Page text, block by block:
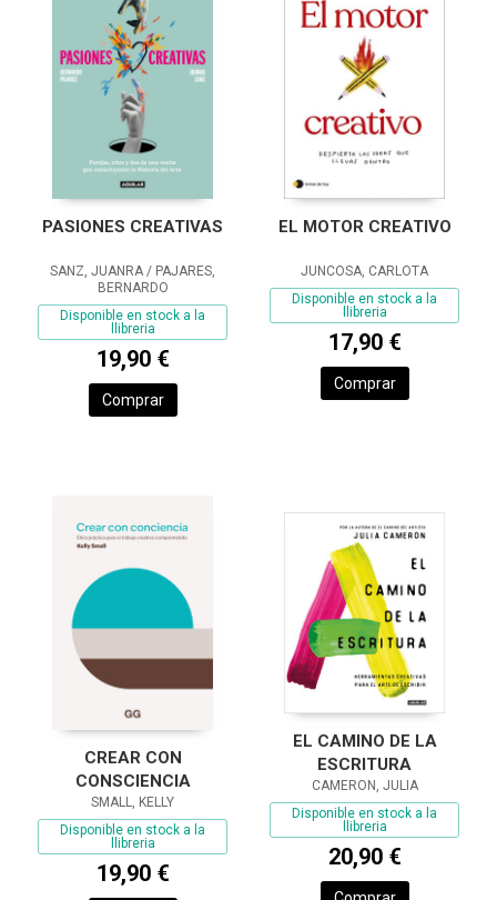
PASIONES CREATIVAS
SANZ, JUANRA / PAJARES,
BERNARDO
Disponible en stock a la
llibreria
19,90 €
Comprar
EL MOTOR CREATIVO
JUNCOSA, CARLOTA
Disponible en stock a la
llibreria
17,90 €
Comprar
CREAR CON
CONSCIENCIA
SMALL, KELLY
Disponible en stock a la
llibreria
19,90 €
EL CAMINO DE LA
ESCRITURA
CAMERON, JULIA
Disponible en stock a la
llibreria
20,90 €